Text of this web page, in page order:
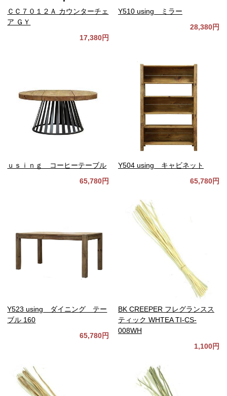
ＣＣ７０１２Ａ カウンターチェ
ア ＧＹ
17,380円
Y510 using ミラー
28,380円
ｕｓｉｎｇ コーヒーテーブル
65,780円
Y504 using キャビネット
65,780円
Y523 using ダイニング テー
ブル 160
65,780円
BK CREEPER フレグランスス
ティック WHTEA TI-CS-
008WH
1,100円